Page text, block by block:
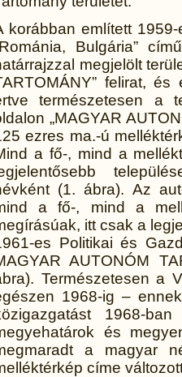
korábban említett
Bulgária”
megjelölt
felirat,
természetesen a
„MAGYAR
ezres ma.-ú
a fő-, mind a
(1. ábra). Az
a fő-, mind a
itt csak a
es Politikai és
AUTONÓM
Természetesen a
1968-ig –
1968-
és
a magyar
címe